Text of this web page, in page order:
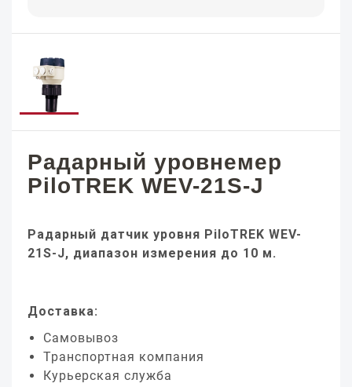
Радарный уровнемер
PiloTREK WEV-21S-J
Радарный датчик уровня PiloTREK WEV-
21S-J, диапазон измерения до 10 м.
Доставка:
Самовывоз
Транспортная компания
Курьерская служба